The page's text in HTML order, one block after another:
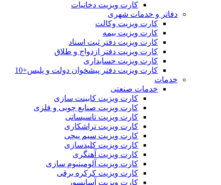
کارت ویزیت دخانیات
دفاتر و خدمات شهری
کارت ویزیت وکالت
کارت ویزیت بیمه
کارت ویزیت دفتر ثبت اسناد
کارت ویزیت دفتر ازدواج و طلاق
کارت ویزیت حسابداری
کارت ویزیت دفتر پیشخوان دولت و پلیس+10
خدمات
خدمات صنعتی
کارت ویزیت کابینت سازی
کارت ویزیت صنایع چوبی و فلزی
کارت ویزیت تاسیساتی
کارت ویزیت تراشکاری
کارت ویزیت سیم پیچی
کارت ویزیت کلیدسازی
کارت ویزیت آهنگری
کارت ویزیت آلومینیوم سازی
کارت ویزیت کرکره برقی
کارت ویزیت آسانسور